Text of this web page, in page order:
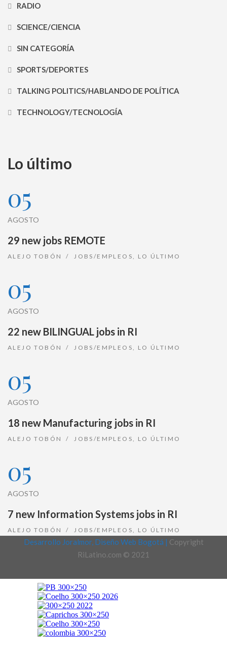
RADIO
SCIENCE/CIENCIA
SIN CATEGORÍA
SPORTS/DEPORTES
TALKING POLITICS/HABLANDO DE POLÍTICA
TECHNOLOGY/TECNOLOGÍA
Lo último
05
AGOSTO
29 new jobs REMOTE
ALEJO TOBÓN JOBS/EMPLEOS LO ÚLTIMO
05
AGOSTO
22 new BILINGUAL jobs in RI
ALEJO TOBÓN JOBS/EMPLEOS LO ÚLTIMO
05
AGOSTO
18 new Manufacturing jobs in RI
ALEJO TOBÓN JOBS/EMPLEOS LO ÚLTIMO
05
AGOSTO
7 new Information Systems jobs in RI
ALEJO TOBÓN JOBS/EMPLEOS LO ÚLTIMO
Desarrollo Joralmor, Diseño Web Bogotá | Copyright
RiLatino.com © 2021